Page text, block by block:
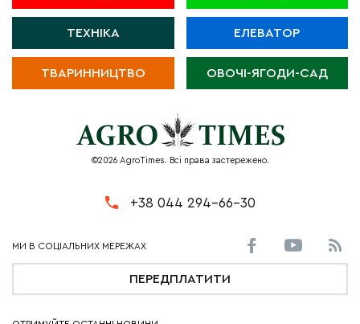
ТЕХНІКА ЕЛЕВАТОР
ТВАРИННИЦТВО ОВОЧІ-ЯГОДИ-САД
©2026 AgroTimes. Всі права застережено.
+38 044 294-66-30
ПЕРЕДПЛАТИТИ